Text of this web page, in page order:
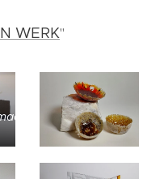
WERK"
glazen-